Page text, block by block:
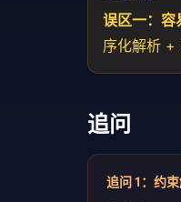
误区一：容
序化解析 +
追问
追问1 ： 约